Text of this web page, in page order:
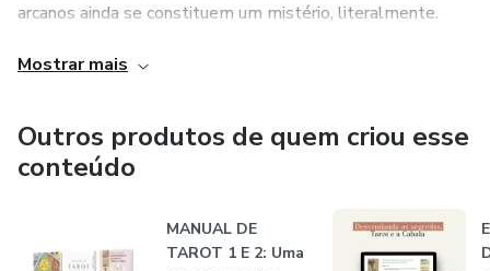
arcanos ainda se constituem um mistério, literalmente.
Mostrar mais
Outros produtos de quem criou esse
conteúdo
MANUAL DE
TAROT 1 E 2: Uma